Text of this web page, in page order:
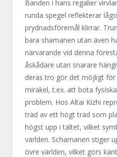
Banden i hans regalier
runda spegel reflekterar
prydnadsföremål klirrar.
bara shamanen utan även
närvarande vid denna
åskådare utan snarare
deras tro gör det möjligt
mirakel, t.ex. att bota
problem. Hos Altai Kizhi
träd av ett högt träd som
högst upp i tältet, vilket
världen. Schamanen stiger
övre världen, vilket görs